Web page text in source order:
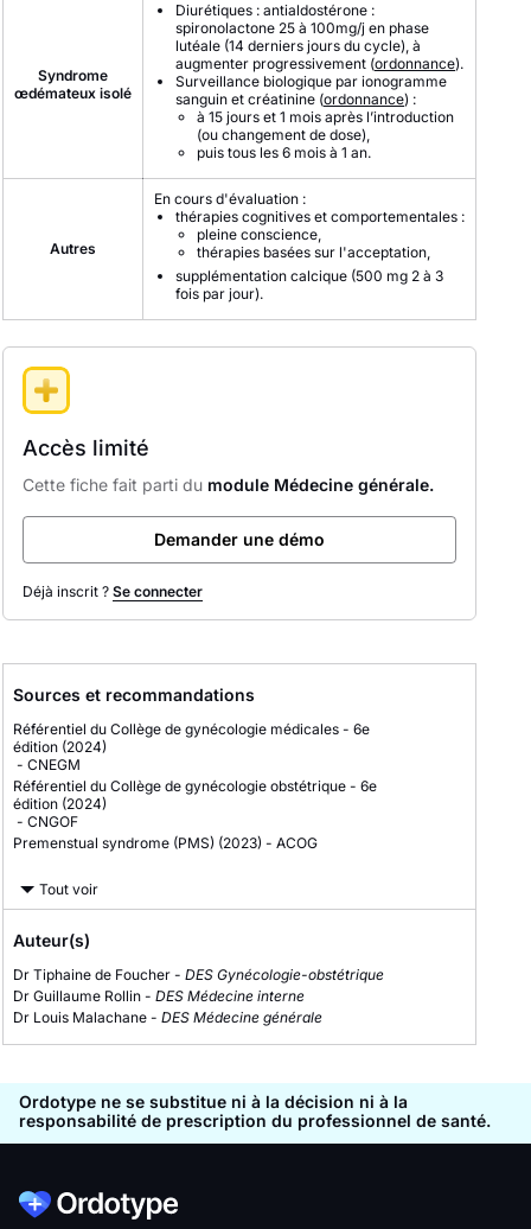
Syndrome
œdémateux isolé
Diurétiques : antialdostérone :
spironolactone 25 à 100mg/j en phase
lutéale (14 derniers jours du cycle), à
augmenter progressivement (ordonnance).
Surveillance biologique par ionogramme
sanguin et créatinine (ordonnance) :
à 15 jours et 1 mois après l’introduction
(ou changement de dose),
puis tous les 6 mois à 1 an.
Autres
En cours d'évaluation :
thérapies cognitives et comportementales :
pleine conscience,
thérapies basées sur l'acceptation,
supplémentation calcique (500 mg 2 à 3
fois par jour).
Accès limité
Cette fiche fait parti du module Médecine générale.
Demander une démo
Déjà inscrit ? Se connecter
Sources et recommandations
Référentiel du Collège de gynécologie médicales - 6e
édition (2024)
- CNEGM
Référentiel du Collège de gynécologie obstétrique - 6e
édition (2024)
- CNGOF
Premenstual syndrome (PMS) (2023) - ACOG
Tout voir
Auteur(s)
Dr Tiphaine de Foucher - DES Gynécologie-obstétrique
Dr Guillaume Rollin - DES Médecine interne
Dr Louis Malachane - DES Médecine générale
Ordotype ne se substitue ni à la décision ni à la
responsabilité de prescription du professionnel de santé.